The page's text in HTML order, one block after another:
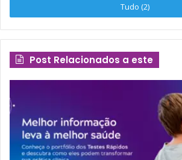
Corretas das
Medicações na
Tudo (2)
Post Relacionados a este